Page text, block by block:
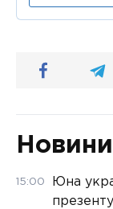
Новини
15:00
Юна